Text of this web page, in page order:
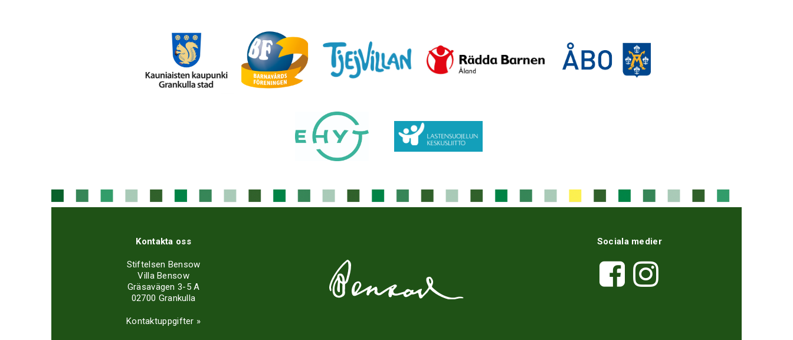
Kontakta oss
Stiftelsen Bensow
Villa Bensow
Gräsavägen 3-5 A
02700 Grankulla
Kontaktuppgifter »
Sociala medier